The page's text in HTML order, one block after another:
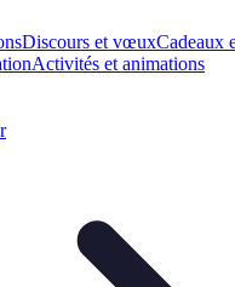
Discours et vœuxCadeaux
Activités et animations